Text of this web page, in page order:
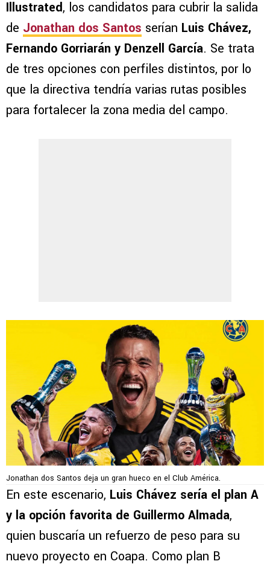
Illustrated, los candidatos para cubrir la salida
de Jonathan dos Santos serían Luis Chávez,
Fernando Gorriarán y Denzell García. Se trata
de tres opciones con perfiles distintos, por lo
que la directiva tendría varias rutas posibles
para fortalecer la zona media del campo.
Jonathan dos Santos deja un gran hueco en el Club América.
En este escenario, Luis Chávez sería el plan A
y la opción favorita de Guillermo Almada,
quien buscaría un refuerzo de peso para su
nuevo proyecto en Coapa. Como plan B